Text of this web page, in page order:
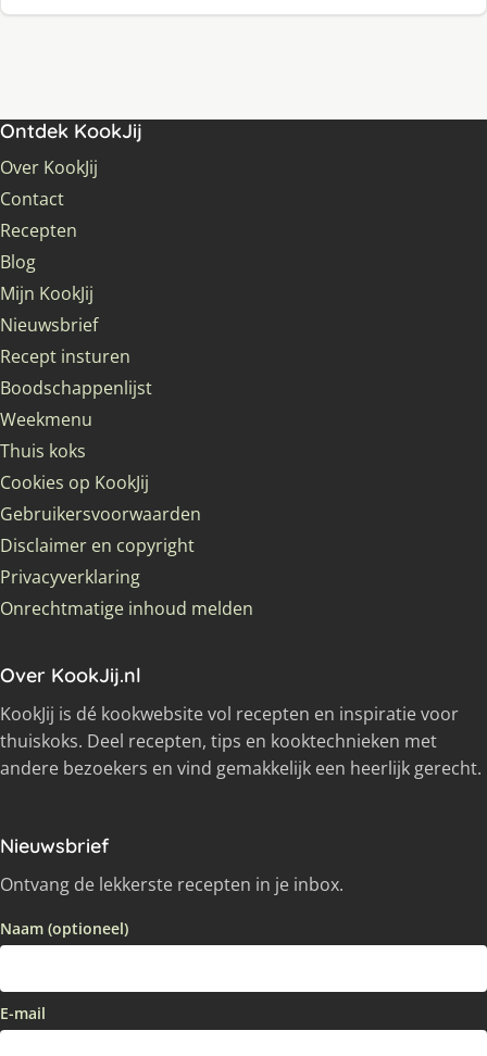
Ontdek KookJij
Over KookJij
Contact
Recepten
Blog
Mijn KookJij
Nieuwsbrief
Recept insturen
Boodschappenlijst
Weekmenu
Thuis koks
Cookies op KookJij
Gebruikersvoorwaarden
Disclaimer en copyright
Privacyverklaring
Onrechtmatige inhoud melden
Over KookJij.nl
KookJij is dé kookwebsite vol recepten en inspiratie voor
thuiskoks. Deel recepten, tips en kooktechnieken met
andere bezoekers en vind gemakkelijk een heerlijk gerecht.
Nieuwsbrief
Ontvang de lekkerste recepten in je inbox.
Naam (optioneel)
E-mail